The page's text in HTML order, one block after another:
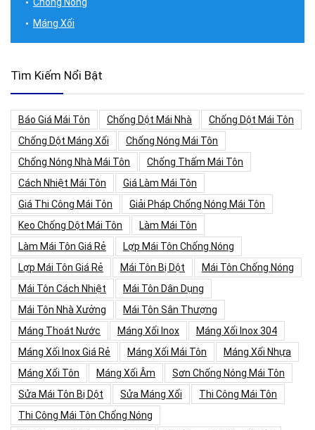
Máng Xối
Tìm Kiếm Nổi Bật
Báo Giá Mái Tôn Chống Dột Mái Nhà
Chống Dột Mái Tôn
Chống Dột Máng Xối
Chống Nóng Mái Tôn
Chống Nóng Nhà Mái Tôn
Chống Thấm Mái Tôn
Cách Nhiệt Mái Tôn
Giá Làm Mái Tôn
Giá Thi Công Mái Tôn
Giải Pháp Chống Nóng Mái Tôn
Keo Chống Dột Mái Tôn
Làm Mái Tôn
Làm Mái Tôn Giá Rẻ
Lợp Mái Tôn Chống Nóng
Lợp Mái Tôn Giá Rẻ
Mái Tôn Bị Dột
Mái Tôn Chống Nóng
Mái Tôn Cách Nhiệt
Mái Tôn Dân Dụng
Mái Tôn Nhà Xưởng
Mái Tôn Sân Thượng
Máng Thoát Nước
Máng Xối Inox
Máng Xối Inox 304
Máng Xối Inox Giá Rẻ
Máng Xối Mái Tôn
Máng Xối Nhựa
Máng Xối Tôn
Máng Xối Âm
Sơn Chống Nóng Mái Tôn
Sửa Mái Tôn Bị Dột
Sửa Máng Xối
Thi Công Mái Tôn
Thi Công Mái Tôn Chống Nóng